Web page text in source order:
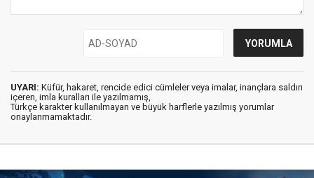
UYARI: Küfür, hakaret, rencide edici cümleler veya imalar, inançlara saldırı
içeren, imla kuralları ile yazılmamış,
Türkçe karakter kullanılmayan ve büyük harflerle yazılmış yorumlar
onaylanmamaktadır.